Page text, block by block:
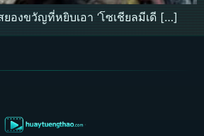
องขวัญที่หยิบเอา ‘โซเชียลมีเดี […]